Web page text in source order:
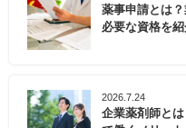
薬事申請とは
必要な資格を
2026.7.24
企業薬剤師と